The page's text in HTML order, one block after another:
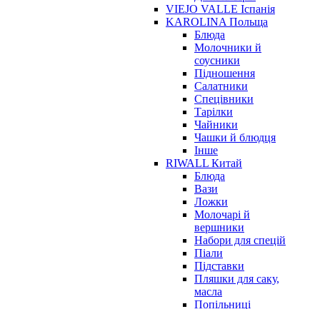
VIEJO VALLE Іспанія
KAROLINA Польща
Блюда
Молочники й
соусники
Підношення
Салатники
Спецівники
Тарілки
Чайники
Чашки й блюдця
Інше
RIWALL Китай
Блюда
Вази
Ложки
Молочарі й
вершники
Набори для спецій
Піали
Підставки
Пляшки для саку,
масла
Попільниці